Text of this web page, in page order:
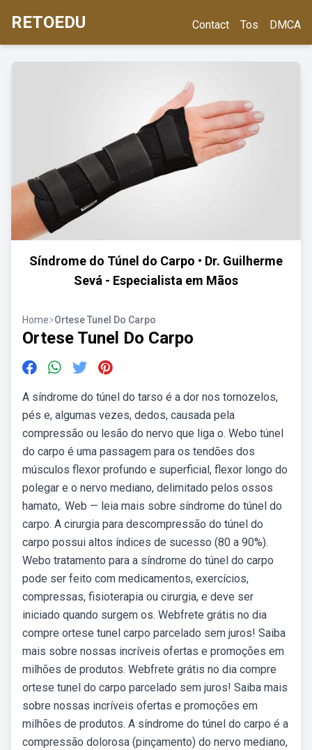
RETOEDU Contact Tos DMCA
Síndrome do Túnel do Carpo • Dr. Guilherme
Sevá - Especialista em Mãos
Home>Ortese Tunel Do Carpo
Ortese Tunel Do Carpo
A síndrome do túnel do tarso é a dor nos tornozelos,
pés e, algumas vezes, dedos, causada pela
compressão ou lesão do nervo que liga o. Webo túnel
do carpo é uma passagem para os tendões dos
músculos flexor profundo e superficial, flexor longo do
polegar e o nervo mediano, delimitado pelos ossos
hamato,. Web — leia mais sobre síndrome do túnel do
carpo. A cirurgia para descompressão do túnel do
carpo possui altos índices de sucesso (80 a 90%).
Webo tratamento para a síndrome do túnel do carpo
pode ser feito com medicamentos, exercícios,
compressas, fisioterapia ou cirurgia, e deve ser
iniciado quando surgem os. Webfrete grátis no dia
compre ortese tunel carpo parcelado sem juros! Saiba
mais sobre nossas incríveis ofertas e promoções em
milhões de produtos. Webfrete grátis no dia compre
ortese tunel do carpo parcelado sem juros! Saiba mais
sobre nossas incríveis ofertas e promoções em
milhões de produtos. A síndrome do túnel do carpo é a
compressão dolorosa (pinçamento) do nervo mediano,